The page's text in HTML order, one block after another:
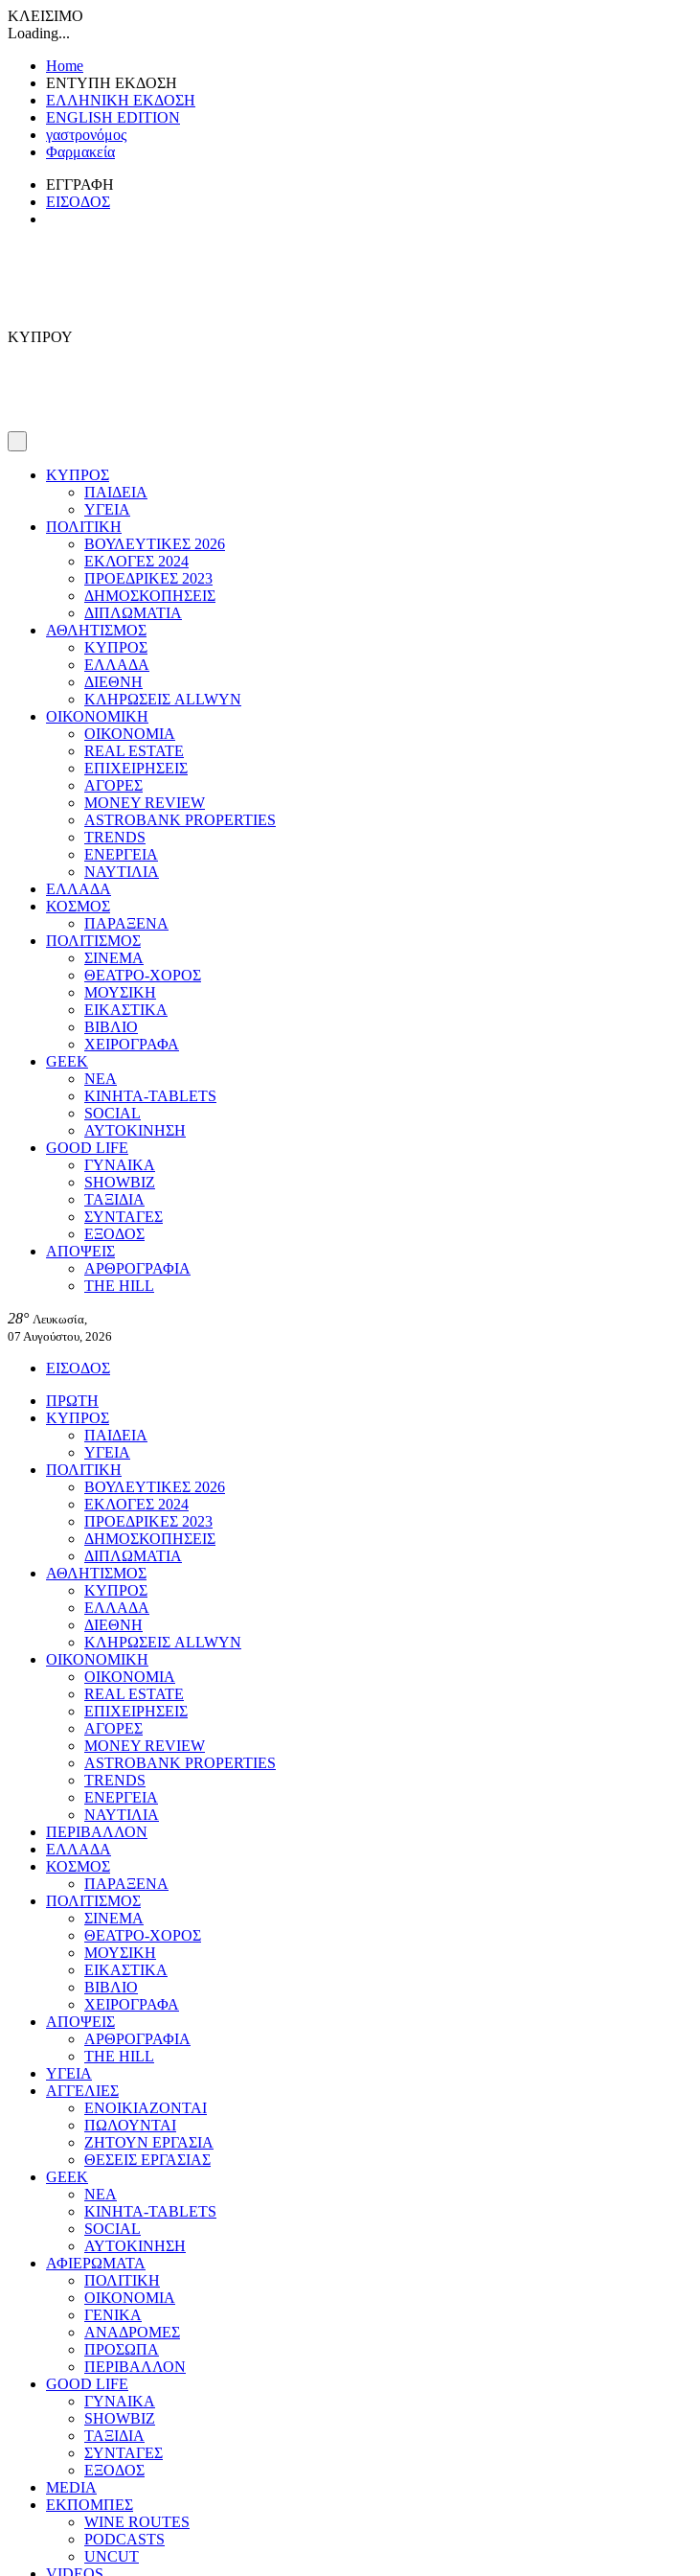
ΚΛΕΙΣΙΜΟ
Loading...
Home
ΕΝΤΥΠΗ ΕΚΔΟΣΗ
ΕΛΛΗΝΙΚΗ ΕΚΔΟΣΗ
ENGLISH EDITION
γαστρονόμος
Φαρμακεία
ΕΓΓΡΑΦΗ
ΕΙΣΟΔΟΣ
ΚΥΠΡΟΥ
ΚΥΠΡΟΣ
ΠΑΙΔΕΙΑ
ΥΓΕΙΑ
ΠΟΛΙΤΙΚΗ
ΒΟΥΛΕΥΤΙΚΕΣ 2026
ΕΚΛΟΓΕΣ 2024
ΠΡΟΕΔΡΙΚΕΣ 2023
ΔΗΜΟΣΚΟΠΗΣΕΙΣ
ΔΙΠΛΩΜΑΤΙΑ
ΑΘΛΗΤΙΣΜΟΣ
ΚΥΠΡΟΣ
ΕΛΛΑΔΑ
ΔΙΕΘΝΗ
ΚΛΗΡΩΣΕΙΣ ALLWYN
ΟΙΚΟΝΟΜΙΚΗ
ΟΙΚΟΝΟΜΙΑ
REAL ESTATE
ΕΠΙΧΕΙΡΗΣΕΙΣ
ΑΓΟΡΕΣ
MONEY REVIEW
ASTROBANK PROPERTIES
TRENDS
ΕΝΕΡΓΕΙΑ
ΝΑΥΤΙΛΙΑ
ΕΛΛΑΔΑ
ΚΟΣΜΟΣ
ΠΑΡΑΞΕΝΑ
ΠΟΛΙΤΙΣΜΟΣ
ΣΙΝΕΜΑ
ΘΕΑΤΡΟ-ΧΟΡΟΣ
ΜΟΥΣΙΚΗ
ΕΙΚΑΣΤΙΚΑ
ΒΙΒΛΙΟ
ΧΕΙΡΟΓΡΑΦΑ
GEEK
ΝΕΑ
ΚΙΝΗΤΑ-TABLETS
SOCIAL
ΑΥΤΟΚΙΝΗΣΗ
GOOD LIFE
ΓΥΝΑΙΚΑ
SHOWBIZ
ΤΑΞΙΔΙΑ
ΣΥΝΤΑΓΕΣ
ΕΞΟΔΟΣ
ΑΠΟΨΕΙΣ
ΑΡΘΡΟΓΡΑΦΙΑ
THE HILL
28° Λευκωσία,
07 Αυγούστου, 2026
ΕΙΣΟΔΟΣ
ΠΡΩΤΗ
ΚΥΠΡΟΣ
ΠΑΙΔΕΙΑ
ΥΓΕΙΑ
ΠΟΛΙΤΙΚΗ
ΒΟΥΛΕΥΤΙΚΕΣ 2026
ΕΚΛΟΓΕΣ 2024
ΠΡΟΕΔΡΙΚΕΣ 2023
ΔΗΜΟΣΚΟΠΗΣΕΙΣ
ΔΙΠΛΩΜΑΤΙΑ
ΑΘΛΗΤΙΣΜΟΣ
ΚΥΠΡΟΣ
ΕΛΛΑΔΑ
ΔΙΕΘΝΗ
ΚΛΗΡΩΣΕΙΣ ALLWYN
ΟΙΚΟΝΟΜΙΚΗ
ΟΙΚΟΝΟΜΙΑ
REAL ESTATE
ΕΠΙΧΕΙΡΗΣΕΙΣ
ΑΓΟΡΕΣ
MONEY REVIEW
ASTROBANK PROPERTIES
TRENDS
ΕΝΕΡΓΕΙΑ
ΝΑΥΤΙΛΙΑ
ΠΕΡΙΒΑΛΛΟΝ
ΕΛΛΑΔΑ
ΚΟΣΜΟΣ
ΠΑΡΑΞΕΝΑ
ΠΟΛΙΤΙΣΜΟΣ
ΣΙΝΕΜΑ
ΘΕΑΤΡΟ-ΧΟΡΟΣ
ΜΟΥΣΙΚΗ
ΕΙΚΑΣΤΙΚΑ
ΒΙΒΛΙΟ
ΧΕΙΡΟΓΡΑΦΑ
ΑΠΟΨΕΙΣ
ΑΡΘΡΟΓΡΑΦΙΑ
THE HILL
ΥΓΕΙΑ
ΑΓΓΕΛΙΕΣ
ΕΝΟΙΚΙΑΖΟΝΤΑΙ
ΠΩΛΟΥΝΤΑΙ
ΖΗΤΟΥΝ ΕΡΓΑΣΙΑ
ΘΕΣΕΙΣ ΕΡΓΑΣΙΑΣ
GEEK
ΝΕΑ
ΚΙΝΗΤΑ-TABLETS
SOCIAL
ΑΥΤΟΚΙΝΗΣΗ
ΑΦΙΕΡΩΜΑΤΑ
ΠΟΛΙΤΙΚΗ
ΟΙΚΟΝΟΜΙΑ
ΓΕΝΙΚΑ
ΑΝΑΔΡΟΜΕΣ
ΠΡΟΣΩΠΑ
ΠΕΡΙΒΑΛΛΟΝ
GOOD LIFE
ΓΥΝΑΙΚΑ
SHOWBIZ
ΤΑΞΙΔΙΑ
ΣΥΝΤΑΓΕΣ
ΕΞΟΔΟΣ
MEDIA
ΕΚΠΟΜΠΕΣ
WINE ROUTES
PODCASTS
UNCUT